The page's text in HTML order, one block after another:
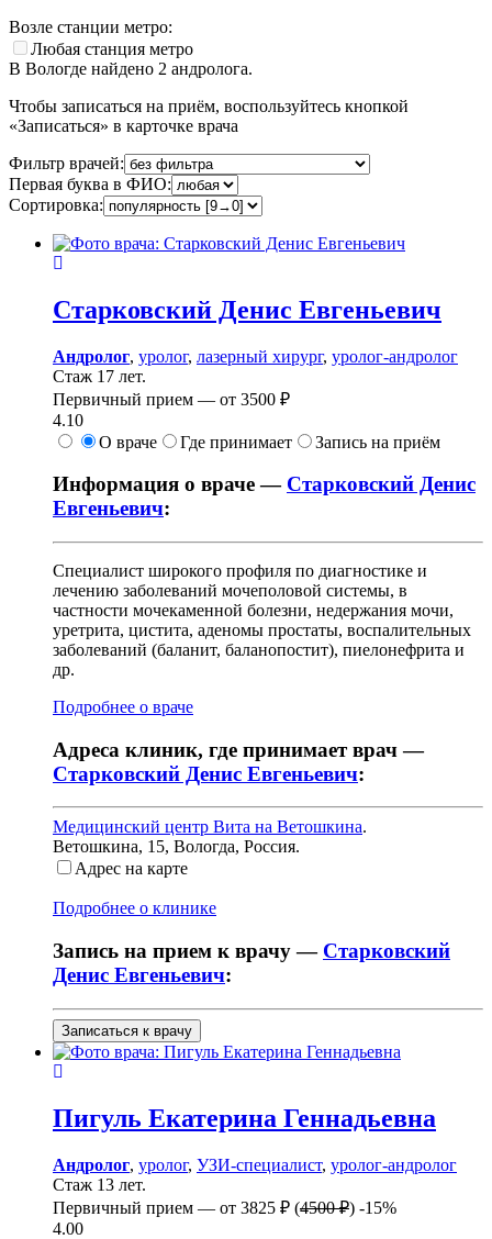
Возле станции метро:
Любая станция метро
В Вологде найдено 2 андролога.
Чтобы записаться на приём, воспользуйтесь кнопкой
«Записаться» в карточке врача
Фильтр врачей:
Первая буква в ФИО:
Сортировка:
Старковский Денис Евгеньевич
Андролог, уролог, лазерный хирург, уролог-андролог
Стаж 17 лет.
Первичный прием — от 3500 ₽
4.10
О враче
Где принимает Запись на приём
Информация о враче — Старковский Денис
Евгеньевич:
Специалист широкого профиля по диагностике и
лечению заболеваний мочеполовой системы, в
частности мочекаменной болезни, недержания мочи,
уретрита, цистита, аденомы простаты, воспалительных
заболеваний (баланит, баланопостит), пиелонефрита и
др.
Подробнее о враче
Адреса клиник, где принимает врач —
Старковский Денис Евгеньевич:
Медицинский центр Вита на Ветошкина.
Ветошкина, 15, Вологда, Россия.
Адрес на карте
Подробнее о клинике
Запись на прием к врачу — Старковский
Денис Евгеньевич:
Записаться к врачу
Пигуль Екатерина Геннадьевна
Андролог, уролог, УЗИ-специалист, уролог-андролог
Стаж 13 лет.
Первичный прием — от 3825 ₽ (4500 ₽) -15%
4.00